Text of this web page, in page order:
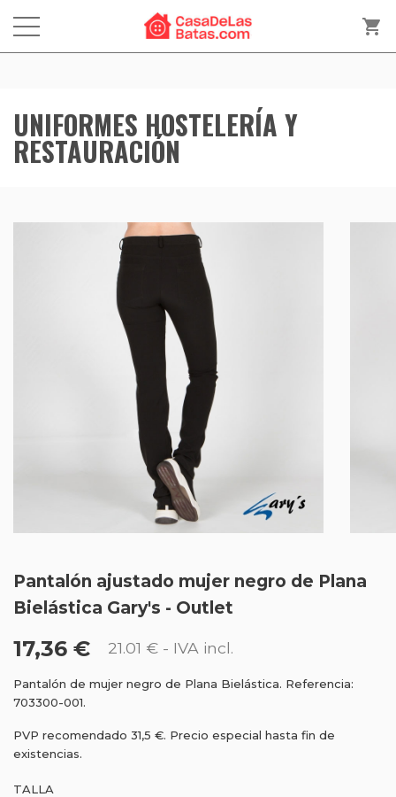
shopping_cart
UNIFORMES HOSTELERÍA Y
RESTAURACIÓN
Pantalón ajustado mujer negro de Plana
Bielástica Gary's - Outlet
17,36 € 21.01 € - IVA incl.
Pantalón de mujer negro de Plana Bielástica. Referencia:
703300-001.
PVP recomendado 31,5 €. Precio especial hasta fin de
existencias.
TALLA